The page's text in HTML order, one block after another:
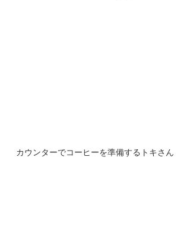
カウンターでコーヒーを準備するトキさん